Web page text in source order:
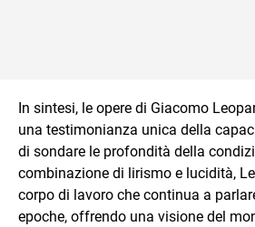
In sintesi, le opere di Giacomo
una testimonianza unica della
di sondare le profondità della
combinazione di lirismo e lucidità,
corpo di lavoro che continua a
epoche, offrendo una visione del